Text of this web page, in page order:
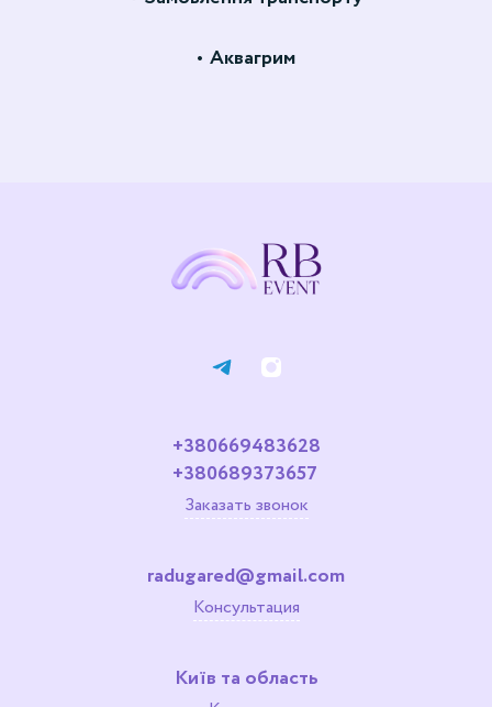
Аквагрим
+380669483628
+380689373657
Заказать звонок
radugared@gmail.com
Консультация
Київ та область